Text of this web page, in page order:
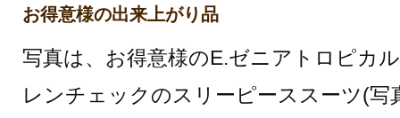
お得意様の出来上がり品
写真は、お得意様のE.ゼニアトロピカ
レンチェックのスリーピーススーツ(